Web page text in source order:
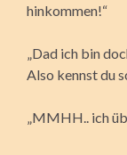
hinkommen!“
„Dad ich bin
Also kennst du
„MMHH.. ich